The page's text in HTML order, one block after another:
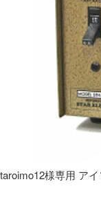
taroimo12様専用 ア